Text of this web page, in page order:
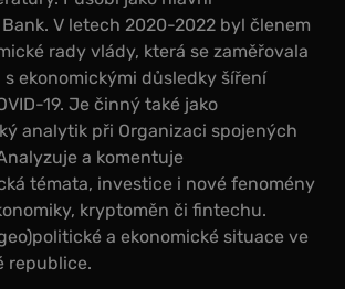
V letech 2020-2022 byl členem
rady vlády, která se zaměřovala
s ekonomickými důsledky šíření
19. Je činný také jako
analytik při Organizaci spojených
a komentuje
témata, investice i nové fenomény
kryptoměn či fintechu.
a ekonomické situace ve
republice.